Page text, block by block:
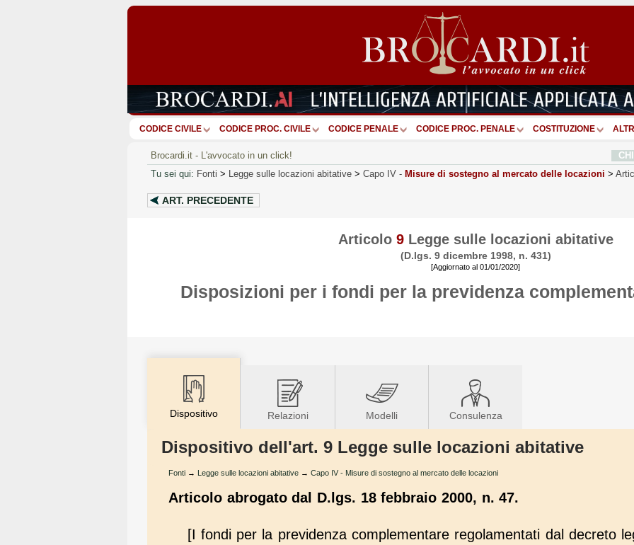
CODICE CIVILE CODICE PROC. CIVILE CODICE PENALE CODICE PROC. PENALE COSTITUZIONE ALTRI
Brocardi.it - L'avvocato in un click!
Tu sei qui: Fonti > Legge sulle locazioni abitative > Capo IV - Misure di sostegno al mercato delle locazioni >
ART. PRECEDENTE
Articolo 9Legge sulle locazioni abitative
(D.lgs. 9 dicembre 1998, n. 431)
[Aggiornato al 01/01/2020]
Disposizioni per i fondi per la previdenza
Dispositivo Relazioni Modelli Consulenza
Dispositivo dell'art. 9 Legge sulle locazioni abitative
Fonti → Legge sulle locazioni abitative → Capo IV - Misure di sostegno al mercato delle locazioni
Articolo abrogato dal D.lgs. 18 febbraio 2000, n. 47.
[I fondi per la previdenza complementare regolamentati dal decreto